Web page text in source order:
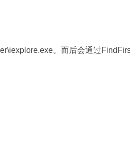
。而后会通过